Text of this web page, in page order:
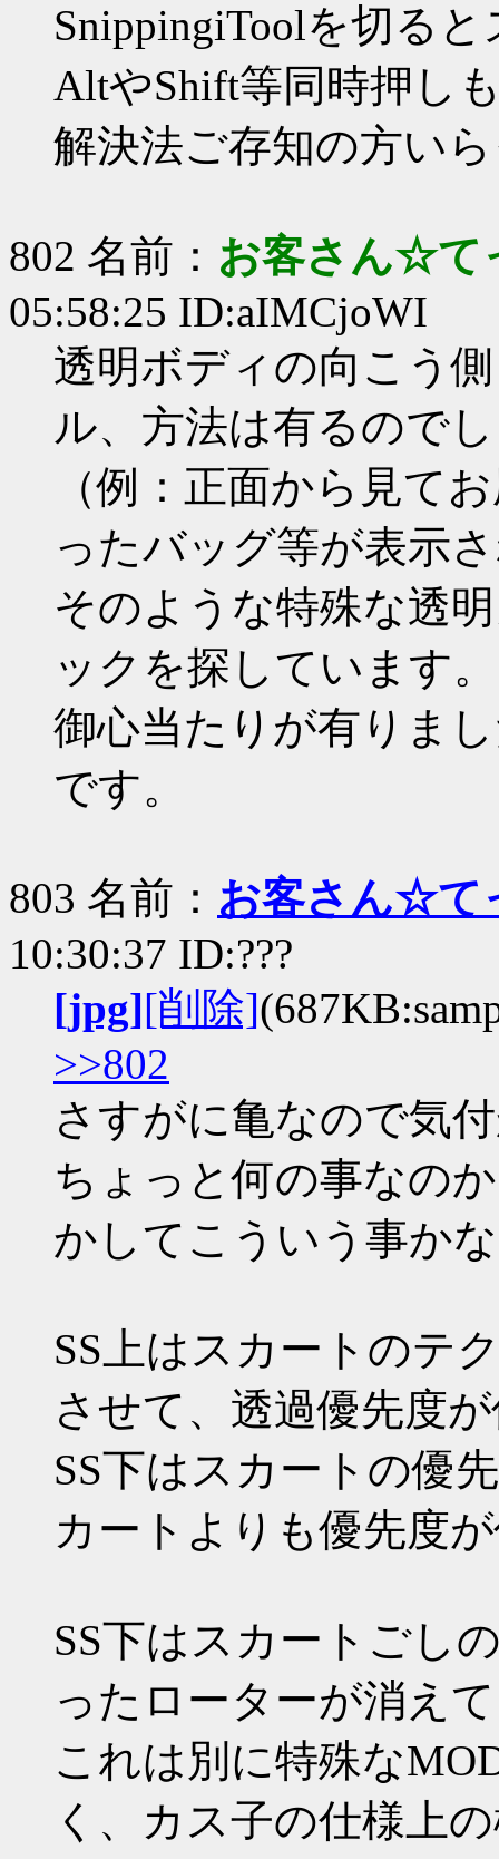
SnippingiToolを切る
AltやShift等同時押し
解決法ご存知の方い
802 名前： お客さん☆て
05:58:25 ID:aIMCjoWI
透明ボディの向こう
ル、方法は有るので
（例：正面から見て
ったバッグ等が表示
そのような特殊な透
ックを探しています。
御心当たりが有りま
です。
803 名前： お客さん☆て
10:30:37 ID:???
[jpg][削除]
>>802
さすがに亀なので気
ちょっと何の事なの
かしてこういう事か
SS上はスカートのテ
させて、透過優先度
SS下はスカートの優
カートよりも優先度
SS下はスカートごし
ったローターが消え
これは別に特殊な
く、カス子の仕様上